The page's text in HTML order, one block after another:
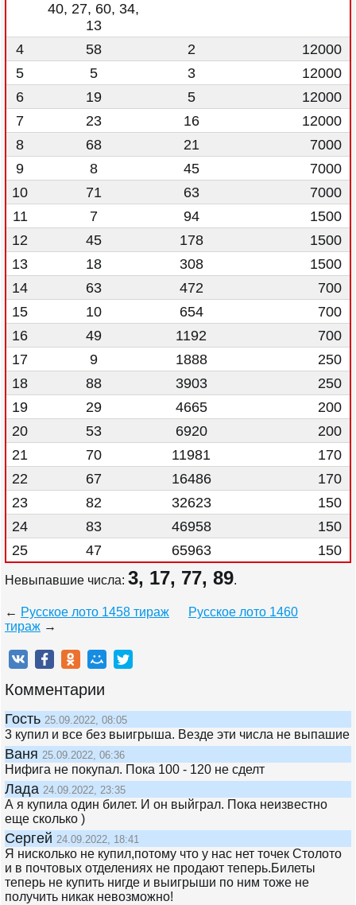
40, 27, 60, 34,
13
4
58 2
12000
5
5 3
12000
6
19 5
12000
7
23 16
12000
8
68 21
7000
9
8 45
7000
10
71 63
7000
11
7 94
1500
12
45 178
1500
13
18 308
1500
14
63 472
700
15
10 654
700
16
49 1192
700
17
9 1888
250
18
88 3903
250
19
29 4665
200
20
53 6920
200
21
70 11981
170
22
67 16486
170
23
82 32623
150
24
83 46958
150
25
47 65963 150
Невыпавшие числа: 3, 17, 77, 89.
← Русское лото 1458 тираж
Русское лото 1460
тираж →
Комментарии
Гость 25.09.2022, 08:05
3 купил и все без выигрыша. Везде эти числа не выпашие
Ваня 25.09.2022, 06:36
Нифига не покупал. Пока 100 - 120 не сделт
Лада 24.09.2022, 23:35
А я купила один билет. И он выйграл. Пока неизвестно
еще сколько )
Сергей 24.09.2022, 18:41
Я нисколько не купил,потому что у нас нет точек Столото
и в почтовых отделениях не продают теперь.Билеты
теперь не купить нигде и выигрыши по ним тоже не
получить никак невозможно!